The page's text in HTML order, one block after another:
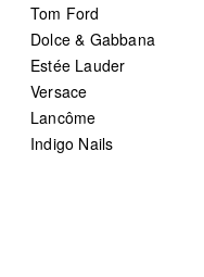
Tom Ford
Dolce & Gabbana
Estée Lauder
Versace
Lancôme
Indigo Nails